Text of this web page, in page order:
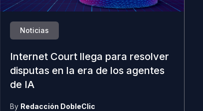
Noticias
Internet Court llega para resolver
disputas en la era de los agentes
de IA
By Redacción DobleClic